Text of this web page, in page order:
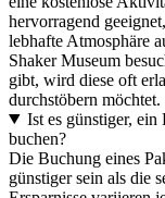
hervorragend
lebhafte Atmosphäre
Shaker Museum
gibt, wird diese oft
durchstöbern möchtet.
Ist es günstiger,
buchen?
Die Buchung eines
günstiger sein als die